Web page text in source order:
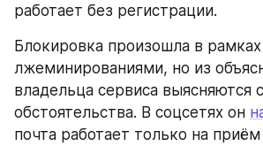
работает без регистрации.
Блокировка произошла в
лжеминированиями, но из
владельца сервиса выясняются
обстоятельства. В соцсетях он
почта работает только на